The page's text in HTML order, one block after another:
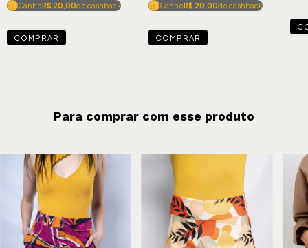
GanheR$ 20,00de cashback
COMPRAR
GanheR$ 20,00de cashback
COMPRAR
Para comprar com esse produto